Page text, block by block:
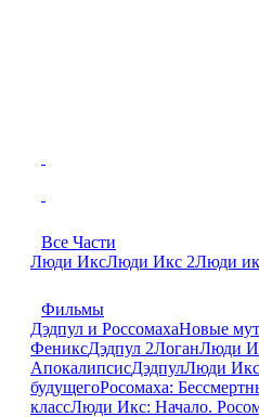
Все Части
Люди ИксЛюди Икс 2Люди
Фильмы
Дэдпул и РоссомахаНовые
ФениксДэдпул 2ЛоганЛюди
АпокалипсисДэдпулЛюди
будущегоРосомаха:
классЛюди Икс: Начало.